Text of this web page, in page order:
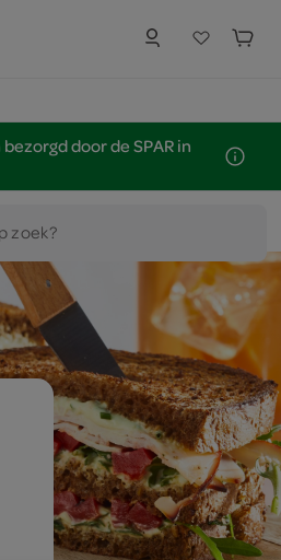
door de SPAR in
zoek?